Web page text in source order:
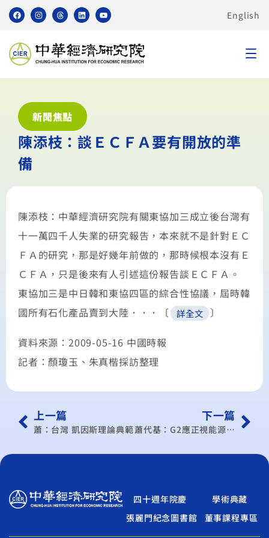
English
新聞焦點
陳添枝：談ＥＣＦＡ要有開放的準
備
陳添枝：中華經濟研究院有關東協加三成立後台灣有
十一萬四千人失業的研究報告，本來就不是針對ＥＣ
ＦＡ的研究，那是好幾年前做的，那時候根本沒有Ｅ
ＣＦＡ，只是後來有人引述這份報告談ＥＣＦＡ。
東協加三是中日韓和東協四區的綜合性協議，屆時韓
國所有石化產品賣到大陸．．．〔
詳全文 〕
資料來源：2009-05-16 中國時報
記者：顏瓊玉、朱真楷採訪整理
上一篇
蕭：台灣 凱因斯理論典範
下一篇
蕭代基：G2應正視能源爭奪戰
四十週年院慶
學術典藏
張麗門紀念圖書館
董事課程專區